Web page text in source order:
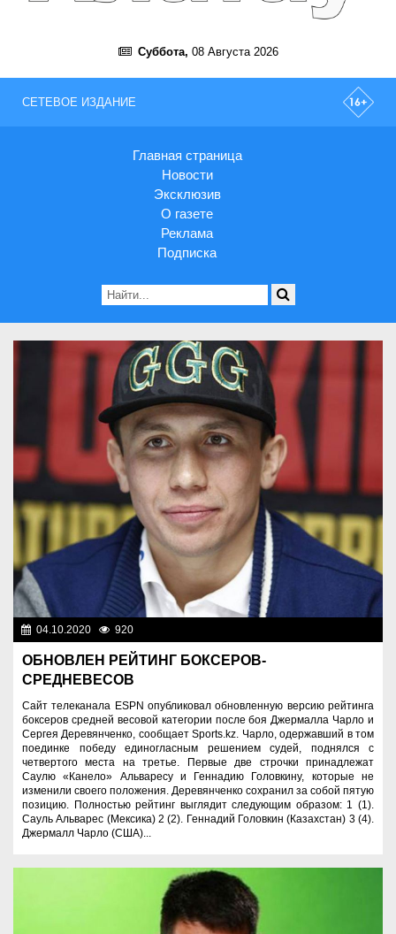
Суббота, 08 Августа 2026
СЕТЕВОЕ ИЗДАНИЕ
Главная страница
Новости
Эксклюзив
О газете
Реклама
Подписка
04.10.2020 920
ОБНОВЛЕН РЕЙТИНГ БОКСЕРОВ-
СРЕДНЕВЕСОВ
Сайт телеканала ESPN опубликовал обновленную версию рейтинга
боксеров средней весовой категории после боя Джермалла Чарло и
Сергея Деревянченко, сообщает Sports.kz. Чарло, одержавший в том
поединке победу единогласным решением судей, поднялся с
четвертого места на третье. Первые две строчки принадлежат
Саулю «Канело» Альваресу и Геннадию Головкину, которые не
изменили своего положения. Деревянченко сохранил за собой пятую
позицию. Полностью рейтинг выглядит следующим образом: 1 (1).
Сауль Альварес (Мексика) 2 (2). Геннадий Головкин (Казахстан) 3 (4).
Джермалл Чарло (США)...